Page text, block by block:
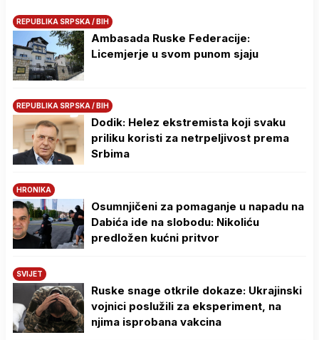
REPUBLIKA SRPSKA / BIH
Ambasada Ruske Federacije:
Licemjerje u svom punom sjaju
REPUBLIKA SRPSKA / BIH
Dodik: Helez ekstremista koji svaku
priliku koristi za netrpeljivost prema
Srbima
HRONIKA
Osumnjičeni za pomaganje u napadu na
Dabića ide na slobodu: Nikoliću
predložen kućni pritvor
SVIJET
Ruske snage otkrile dokaze: Ukrajinski
vojnici poslužili za eksperiment, na
njima isprobana vakcina